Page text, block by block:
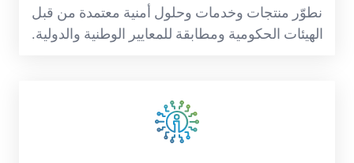
نطوّر منتجات وخدمات وحلول أمنية معتمدة من قبل
الهيئات الحكومية ومطابقة للمعايير الوطنية والدولية.